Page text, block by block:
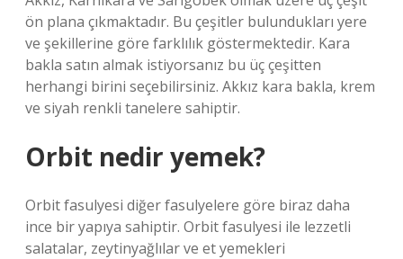
ön plana çıkmaktadır. Bu çeşitler bulundukları yere
ve şekillerine göre farklılık göstermektedir. Kara
bakla satın almak istiyorsanız bu üç çeşitten
herhangi birini seçebilirsiniz. Akkız kara bakla, krem
​​ve siyah renkli tanelere sahiptir.
Orbit nedir yemek?
Orbit fasulyesi diğer fasulyelere göre biraz daha
ince bir yapıya sahiptir. Orbit fasulyesi ile lezzetli
salatalar, zeytinyağlılar ve et yemekleri